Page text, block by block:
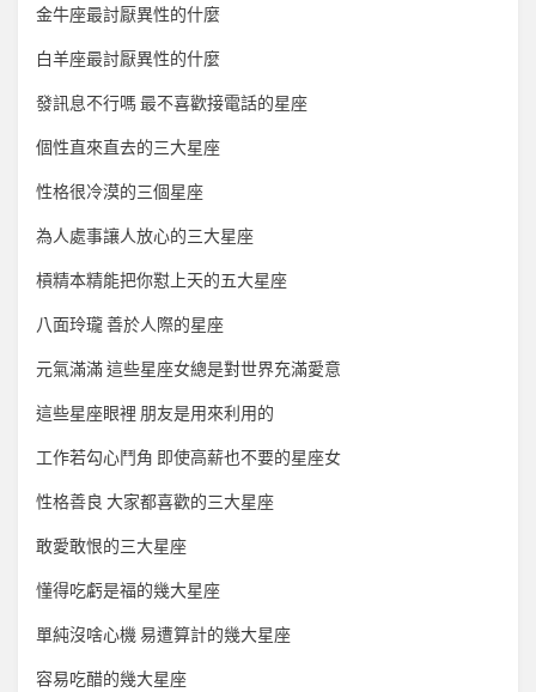
金牛座最討厭異性的什麼
白羊座最討厭異性的什麼
發訊息不行嗎 最不喜歡接電話的星座
個性直來直去的三大星座
性格很冷漠的三個星座
為人處事讓人放心的三大星座
槓精本精能把你懟上天的五大星座
八面玲瓏 善於人際的星座
元氣滿滿 這些星座女總是對世界充滿愛意
這些星座眼裡 朋友是用來利用的
工作若勾心鬥角 即使高薪也不要的星座女
性格善良 大家都喜歡的三大星座
敢愛敢恨的三大星座
懂得吃虧是福的幾大星座
單純沒啥心機 易遭算計的幾大星座
容易吃醋的幾大星座